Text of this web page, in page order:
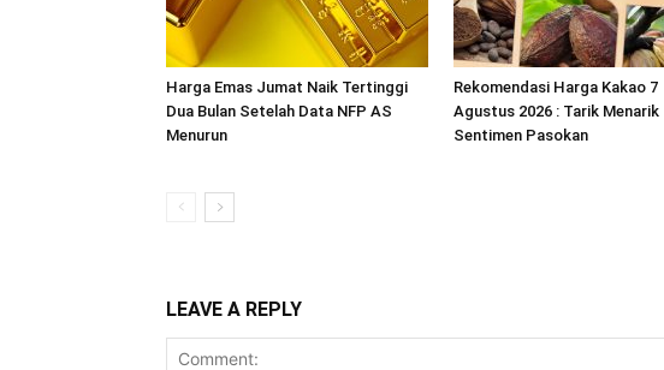
Harga Emas Jumat Naik Tertinggi
Dua Bulan Setelah Data NFP AS
Menurun
Rekomendasi Harga Kakao 7
Agustus 2026 : Tarik Menarik
Sentimen Pasokan
LEAVE A REPLY